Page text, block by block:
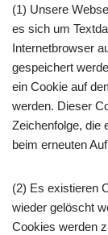
(1) Unsere
es sich um
Internetbrowser
gespeichert
ein Cookie auf
werden. Dieser
Zeichenfolge, die
beim erneuten
(2) Es existieren
wieder gelöscht
Cookies werden